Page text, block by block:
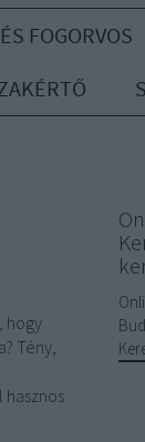
FOGORVOS
hogy
Tény,